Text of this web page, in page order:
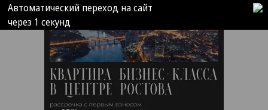
Автоматический переход на сайт
через 1 секунд
Реклама в «Ъ» www.kommersant.ru/ad